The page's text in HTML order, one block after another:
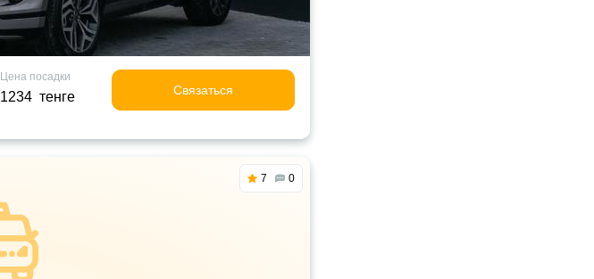
Цена посадки
1234 тенге Связаться
7 0